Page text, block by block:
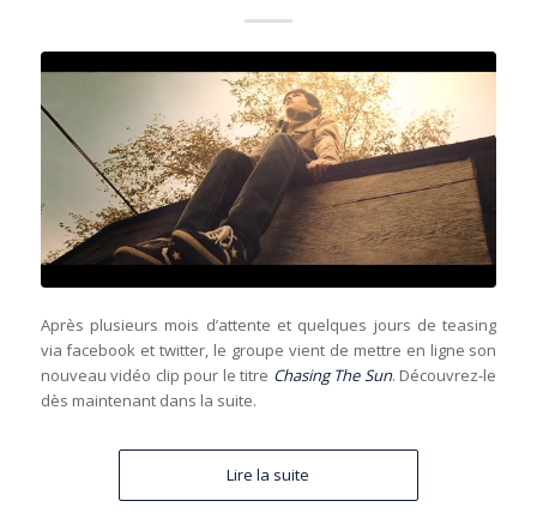
Après plusieurs mois d’attente et quelques jours de teasing
via facebook et twitter, le groupe vient de mettre en ligne son
nouveau vidéo clip pour le titre Chasing The Sun. Découvrez-le
dès maintenant dans la suite.
Lire la suite